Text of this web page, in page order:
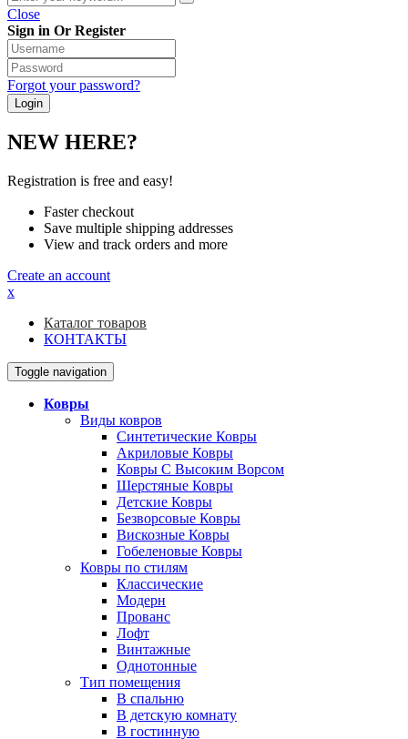
Close
Sign in Or Register
Forgot your password?
NEW HERE?
Registration is free and easy!
Faster checkout
Save multiple shipping addresses
View and track orders and more
Create an account
x
Каталог товаров
КОНТАКТЫ
Toggle navigation
Ковры
Виды ковров
Синтетические Ковры
Акриловые Ковры
Ковры С Высоким Ворсом
Шерстяные Ковры
Детские Ковры
Безворсовые Ковры
Вискозные Ковры
Гобеленовые Ковры
Ковры по стилям
Классические
Модерн
Прованс
Лофт
Винтажные
Однотонные
Тип помещения
В спальню
В детскую комнату
В гостинную